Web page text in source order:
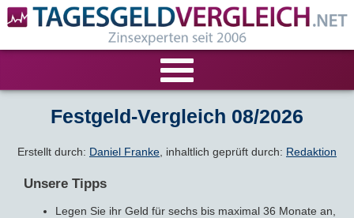
VERGLEICHE
Tagesgeld-Vergleich
RECHNER
Festgeld-Vergleich 08/2026
Erstellt durch: Daniel Franke , inhaltlich geprüft durch: Redaktion
Unsere Tipps
Legen Sie ihr Geld für sechs bis maximal 36 Monate an,